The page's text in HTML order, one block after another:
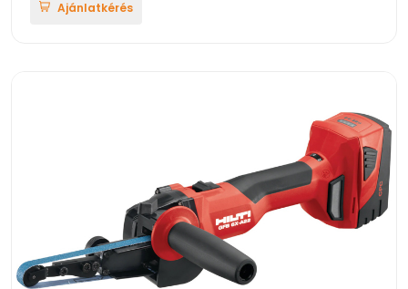
Ajánlatkérés